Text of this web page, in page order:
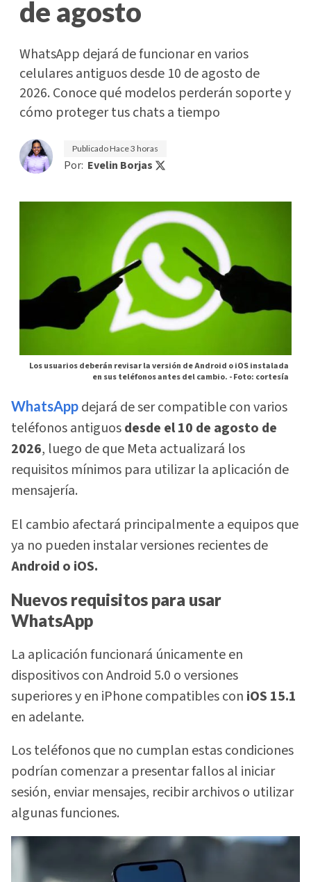
de agosto
WhatsApp dejará de funcionar en varios
celulares antiguos desde 10 de agosto de
2026. Conoce qué modelos perderán soporte y
cómo proteger tus chats a tiempo
PublicadoHace 3 horas
Por: Evelin Borjas
Los usuarios deberán revisar la versión de Android o iOS instalada
en sus teléfonos antes del cambio. -Foto: cortesía
WhatsApp dejará de ser compatible con varios
teléfonos antiguosdesde el 10 de agosto de
2026, luego de que Meta actualizará los
requisitos mínimos para utilizar la aplicación de
mensajería.
El cambio afectará principalmente a equipos que
ya no pueden instalar versiones recientes de
Android o iOS.
Nuevos requisitos para usar
WhatsApp
La aplicación funcionará únicamente en
dispositivos con Android 5.0 o versiones
superiores y en iPhone compatibles con iOS 15.1
en adelante.
Los teléfonos que no cumplan estas condiciones
podrían comenzar a presentar fallos al iniciar
sesión, enviar mensajes, recibir archivos o utilizar
algunas funciones.